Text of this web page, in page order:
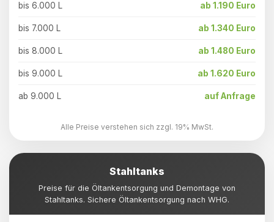
bis 6.000 L ab 1.190 Euro
bis 7.000 L ab 1.340 Euro
bis 8.000 L ab 1.480 Euro
bis 9.000 L ab 1.620 Euro
ab 9.000 L auf Anfrage
Alle Preise verstehen sich zzgl. 19% MwSt.
Stahltanks
Preise für die Öltankentsorgung und Demontage von
Stahltanks. Sichere Öltankentsorgung nach WHG.